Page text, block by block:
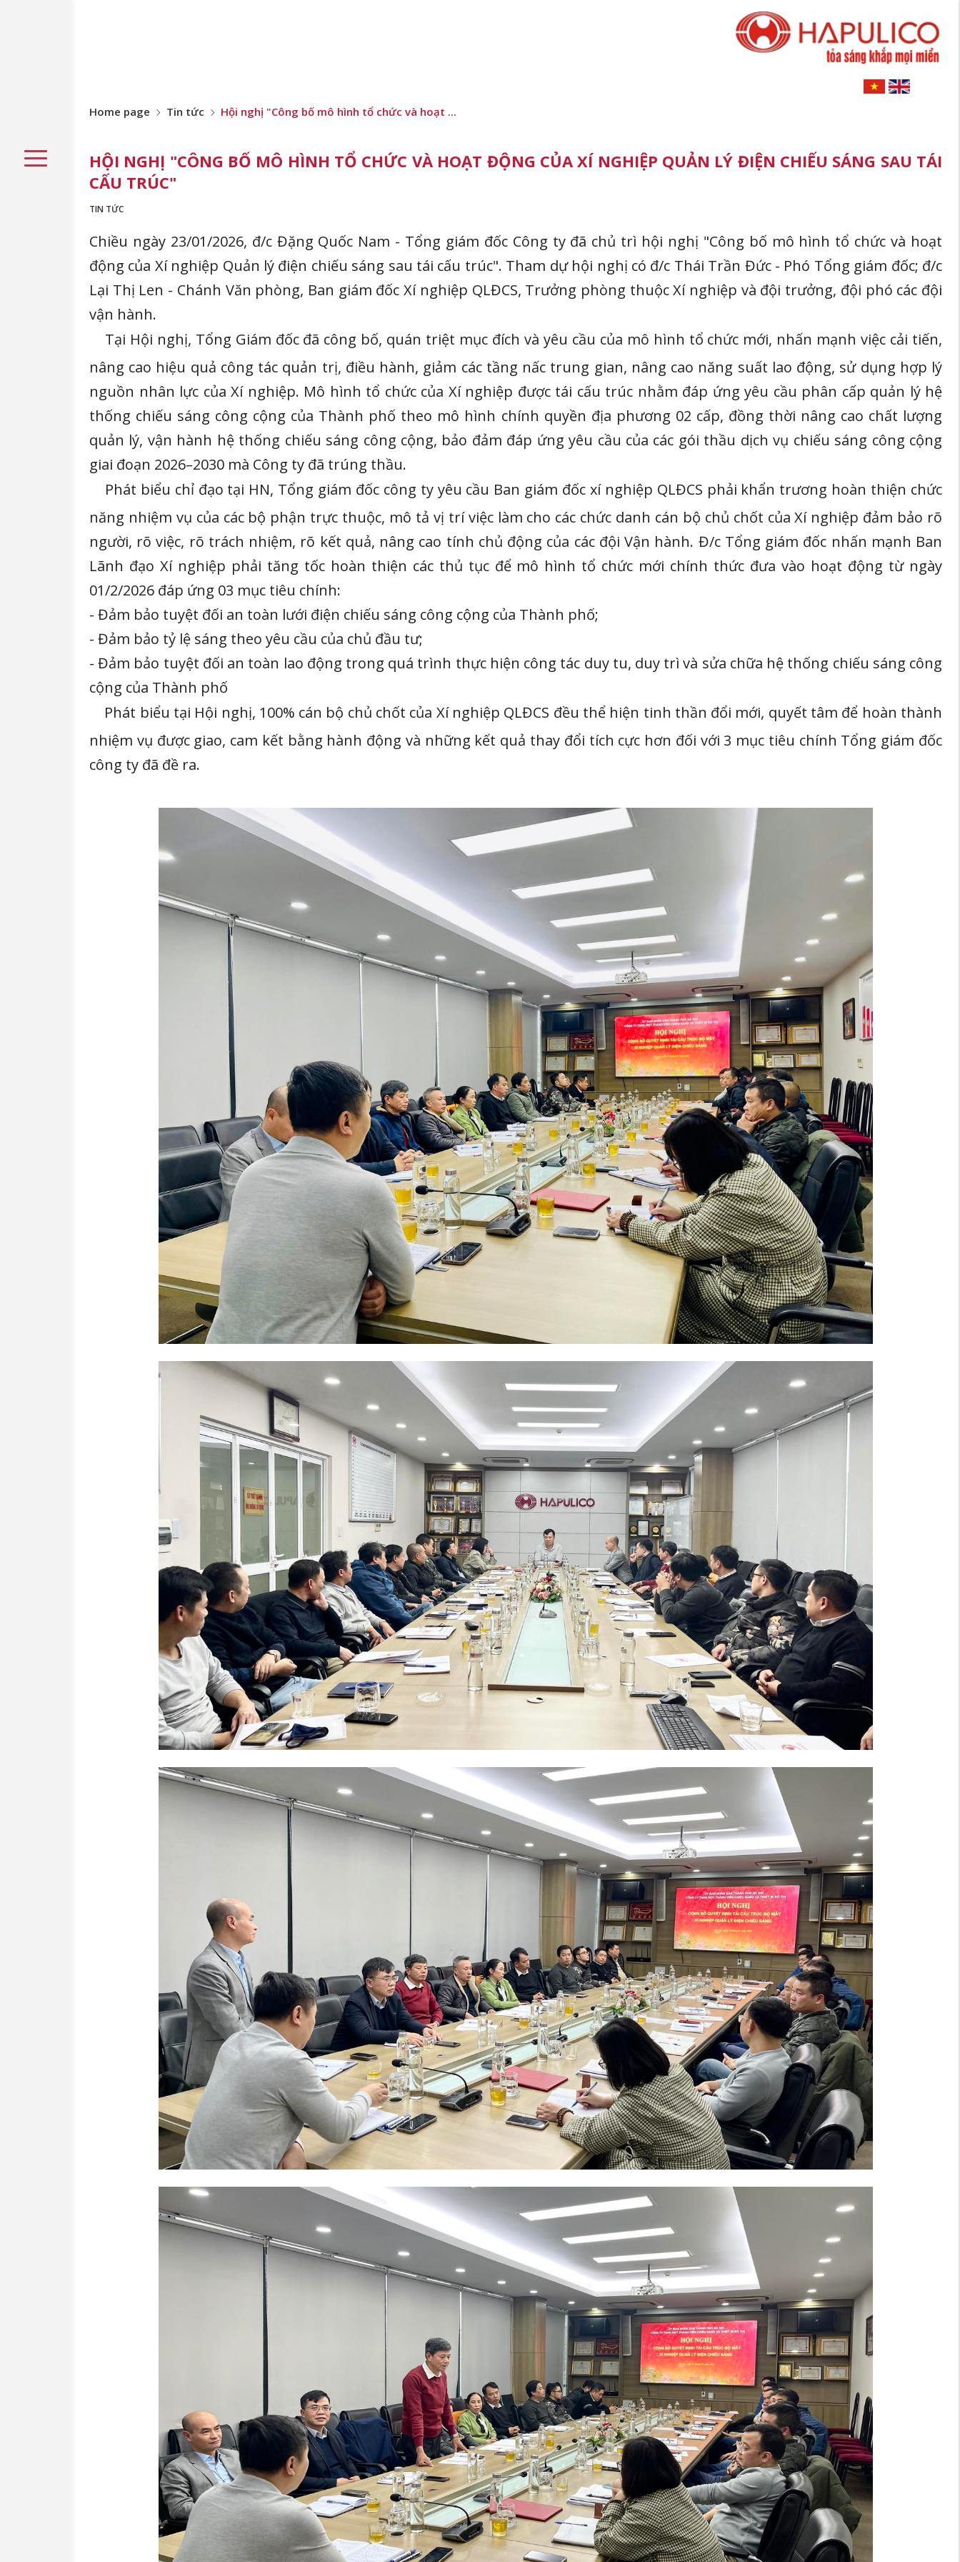
Home page Tin tức Hội nghị "Công bố mô hình tổ chức và hoạt ...
HỘI NGHỊ "CÔNG BỐ MÔ HÌNH TỔ CHỨC VÀ HOẠT ĐỘNG CỦA XÍ NGHIỆP QUẢN LÝ ĐIỆN CHIẾU SÁNG SAU TÁI
CẤU TRÚC"
TIN TỨC
Chiều ngày 23/01/2026, đ/c Đặng Quốc Nam - Tổng giám đốc Công ty đã chủ trì hội nghị "Công bố mô hình tổ chức và hoạt
động của Xí nghiệp Quản lý điện chiếu sáng sau tái cấu trúc". Tham dự hội nghị có đ/c Thái Trần Đức - Phó Tổng giám đốc; đ/c
Lại Thị Len - Chánh Văn phòng, Ban giám đốc Xí nghiệp QLĐCS, Trưởng phòng thuộc Xí nghiệp và đội trưởng, đội phó các đội
vận hành.
Tại Hội nghị, Tổng Giám đốc đã công bố, quán triệt mục đích và yêu cầu của mô hình tổ chức mới, nhấn mạnh việc cải tiến,
nâng cao hiệu quả công tác quản trị, điều hành, giảm các tầng nấc trung gian, nâng cao năng suất lao động, sử dụng hợp lý
nguồn nhân lực của Xí nghiệp. Mô hình tổ chức của Xí nghiệp được tái cấu trúc nhằm đáp ứng yêu cầu phân cấp quản lý hệ
thống chiếu sáng công cộng của Thành phố theo mô hình chính quyền địa phương 02 cấp, đồng thời nâng cao chất lượng
quản lý, vận hành hệ thống chiếu sáng công cộng, bảo đảm đáp ứng yêu cầu của các gói thầu dịch vụ chiếu sáng công cộng
giai đoạn 2026–2030 mà Công ty đã trúng thầu.
Phát biểu chỉ đạo tại HN, Tổng giám đốc công ty yêu cầu Ban giám đốc xí nghiệp QLĐCS phải khẩn trương hoàn thiện chức
năng nhiệm vụ của các bộ phận trực thuộc, mô tả vị trí việc làm cho các chức danh cán bộ chủ chốt của Xí nghiệp đảm bảo rõ
người, rõ việc, rõ trách nhiệm, rõ kết quả, nâng cao tính chủ động của các đội Vận hành. Đ/c Tổng giám đốc nhấn mạnh Ban
Lãnh đạo Xí nghiệp phải tăng tốc hoàn thiện các thủ tục để mô hình tổ chức mới chính thức đưa vào hoạt động từ ngày
01/2/2026 đáp ứng 03 mục tiêu chính:
- Đảm bảo tuyệt đối an toàn lưới điện chiếu sáng công cộng của Thành phố;
- Đảm bảo tỷ lệ sáng theo yêu cầu của chủ đầu tư;
- Đảm bảo tuyệt đối an toàn lao động trong quá trình thực hiện công tác duy tu, duy trì và sửa chữa hệ thống chiếu sáng công
cộng của Thành phố
Phát biểu tại Hội nghị, 100% cán bộ chủ chốt của Xí nghiệp QLĐCS đều thể hiện tinh thần đổi mới, quyết tâm để hoàn thành
nhiệm vụ được giao, cam kết bằng hành động và những kết quả thay đổi tích cực hơn đối với 3 mục tiêu chính Tổng giám đốc
công ty đã đề ra.